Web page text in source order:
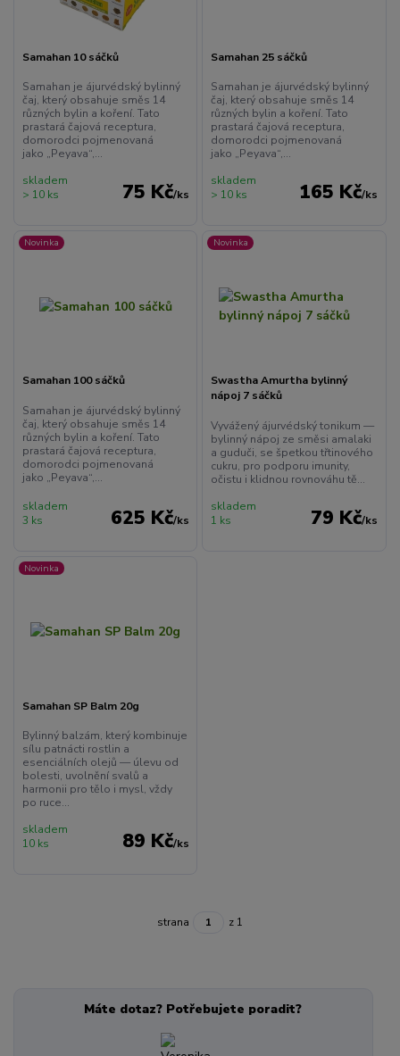
Samahan 10 sáčků
Samahan je ájurvédský bylinný
čaj, který obsahuje směs 14
různých bylin a koření. Tato
prastará čajová receptura,
domorodci pojmenovaná
jako „Peyava“,...
75 Kč/ks
skladem
> 10 ks
Samahan 25 sáčků
Samahan je ájurvédský bylinný
čaj, který obsahuje směs 14
různých bylin a koření. Tato
prastará čajová receptura,
domorodci pojmenovaná
jako „Peyava“,...
165 Kč/ks
skladem
> 10 ks
Novinka
Samahan 100 sáčků
Samahan je ájurvédský bylinný
čaj, který obsahuje směs 14
různých bylin a koření. Tato
prastará čajová receptura,
domorodci pojmenovaná
jako „Peyava“,...
625 Kč/ks
skladem
3 ks
Novinka
Swastha Amurtha bylinný
nápoj 7 sáčků
Vyvážený ájurvédský tonikum —
bylinný nápoj ze směsi amalaki
a guduči, se špetkou třtinového
cukru, pro podporu imunity,
očistu i klidnou rovnováhu tě...
79 Kč/ks
skladem
1 ks
Novinka
Samahan SP Balm 20g
Bylinný balzám, který kombinuje
sílu patnácti rostlin a
esenciálních olejů — úlevu od
bolesti, uvolnění svalů a
harmonii pro tělo i mysl, vždy
po ruce...
89 Kč/ks
skladem
10 ks
strana z 1
Máte dotaz? Potřebujete poradit?